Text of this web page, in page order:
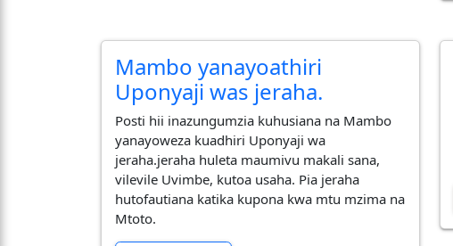
Mambo yanayoathiri
Uponyaji was jeraha.
Posti hii inazungumzia kuhusiana na Mambo
yanayoweza kuadhiri Uponyaji wa
jeraha.jeraha huleta maumivu makali sana,
vilevile Uvimbe, kutoa usaha. Pia jeraha
hutofautiana katika kupona kwa mtu mzima na
Mtoto.